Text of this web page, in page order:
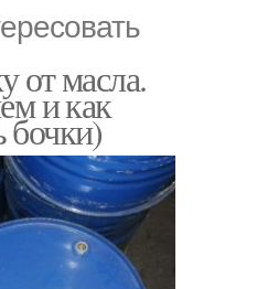
от масла.
и как
бочки)